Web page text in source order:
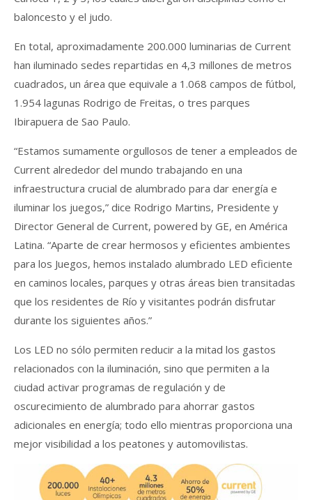
baloncesto y el judo.
En total, aproximadamente 200.000 luminarias de Current
han iluminado sedes repartidas en 4,3 millones de metros
cuadrados, un área que equivale a 1.068 campos de fútbol,
1.954 lagunas Rodrigo de Freitas, o tres parques
Ibirapuera de Sao Paulo.
“Estamos sumamente orgullosos de tener a empleados de
Current alrededor del mundo trabajando en una
infraestructura crucial de alumbrado para dar energía e
iluminar los juegos,” dice Rodrigo Martins, Presidente y
Director General de Current, powered by GE, en América
Latina. “Aparte de crear hermosos y eficientes ambientes
para los Juegos, hemos instalado alumbrado LED eficiente
en caminos locales, parques y otras áreas bien transitadas
que los residentes de Río y visitantes podrán disfrutar
durante los siguientes años.”
Los LED no sólo permiten reducir a la mitad los gastos
relacionados con la iluminación, sino que permiten a la
ciudad activar programas de regulación y de
oscurecimiento de alumbrado para ahorrar gastos
adicionales en energía; todo ello mientras proporciona una
mejor visibilidad a los peatones y automovilistas.